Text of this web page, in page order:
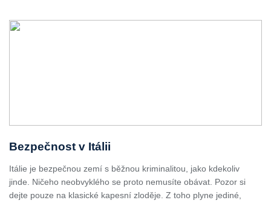
Bezpečnost v Itálii
Itálie je bezpečnou zemí s běžnou kriminalitou, jako kdekoliv
jinde. Ničeho neobvyklého se proto nemusíte obávat. Pozor si
dejte pouze na klasické kapesní zloděje. Z toho plyne jediné,